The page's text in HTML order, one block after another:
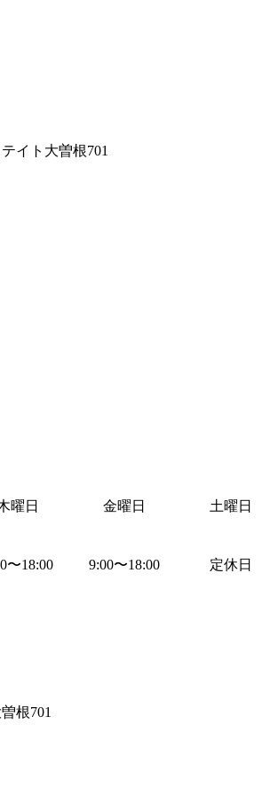
イト大曽根701
曜日 金曜日 土曜日
〜18:00 9:00〜18:00 定休日
根701